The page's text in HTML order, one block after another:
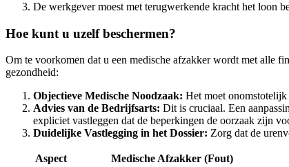
De werkgever moest met terugwerkende kracht het loon
Hoe kunt u uzelf beschermen?
Om te voorkomen dat u een medische afzakker wordt met alle
gezondheid:
Objectieve Medische Noodzaak: Het moet
Advies van de Bedrijfsarts: Dit is cruciaal. Een
expliciet vastleggen dat de beperkingen de oorzaak zijn
Duidelijke Vastlegging in het Dossier: Zorg dat de
Aspect Medische Afzakker (Fout)